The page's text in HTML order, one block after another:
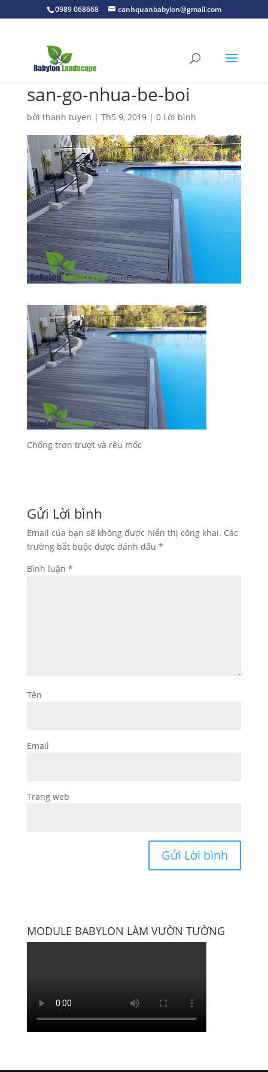
0989 068668 canhquanbabylon@gmail.com
san-go-nhua-be-boi
bởi thanh tuyen | Th5 9, 2019| 0 Lời bình
Chống trơn trượt và rêu mốc
Gửi Lời bình
Email của bạn sẽ không được hiển thị công khai. Các
trường bắt buộc được đánh dấu *
Bình luận *
Tên
Email
Trang web
MODULE BABYLON LÀM VƯỜN TƯỜNG